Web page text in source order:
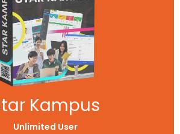
Kampus
Unlimited User